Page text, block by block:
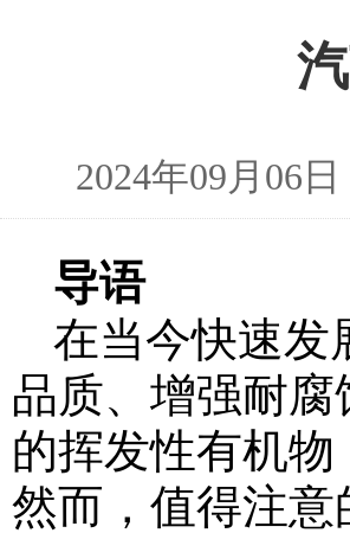
2024年09月
导语
在当今快速发
品质、增强耐
的挥发性有机
然而，值得注